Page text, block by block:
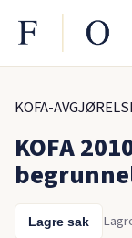
KOFA-
KOFA
Lagre sak